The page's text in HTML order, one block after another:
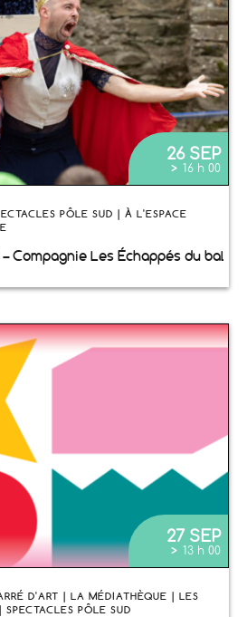
26 SEP
> 16 h 00
PÔLE SUD | À L'ESPACE
Compagnie Les Échappés du bal
27 SEP
> 13 h 00
D'ART | LA MÉDIATHÈQUE | LES
PÔLE SUD